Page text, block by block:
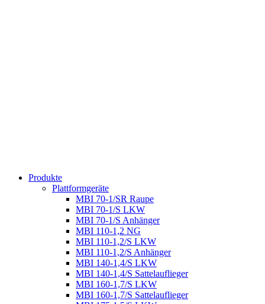
Produkte
Plattformgeräte
MBI 70-1/SR Raupe
MBI 70-1/S LKW
MBI 70-1/S Anhänger
MBI 110-1,2 NG
MBI 110-1,2/S LKW
MBI 110-1,2/S Anhänger
MBI 140-1,4/S LKW
MBI 140-1,4/S Sattelauflieger
MBI 160-1,7/S LKW
MBI 160-1,7/S Sattelauflieger